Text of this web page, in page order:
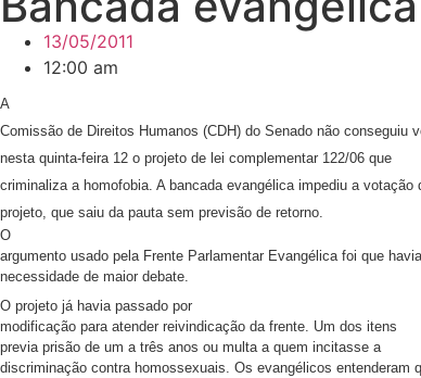
13/05/2011
12:00 am
A
Comissão de Direitos Humanos (CDH) do Senado não conseguiu
nesta quinta-feira 12 o projeto de lei complementar 122/06 que
criminaliza a homofobia. A bancada evangélica impediu a votação
projeto, que saiu da pauta sem previsão de retorno.
O
argumento usado pela Frente Parlamentar Evangélica foi que havia
necessidade de maior debate.
O projeto já havia passado por
modificação para atender reivindicação da frente. Um dos itens
previa prisão de um a três anos ou multa a quem incitasse a
discriminação contra homossexuais. Os evangélicos entenderam